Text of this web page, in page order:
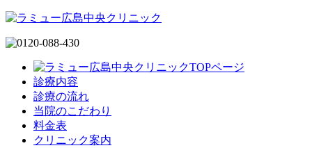
診療内容
診療の流れ
当院のこだわり
料金表
クリニック案内